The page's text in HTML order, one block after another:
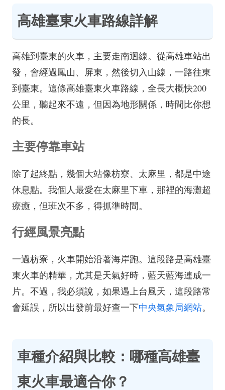
高雄臺東火車路線詳解
高雄到臺東的火車，主要走南迴線。從高雄車站出
發，會經過鳳山、屏東，然後切入山線，一路往東
到臺東。這條高雄臺東火車路線，全長大概快200
公里，聽起來不遠，但因為地形關係，時間比你想
的長。
主要停靠車站
除了起終點，幾個大站像枋寮、太麻里，都是中途
休息點。我個人最愛在太麻里下車，那裡的海灘超
療癒，但班次不多，得抓準時間。
行經風景亮點
一過枋寮，火車開始沿著海岸跑。這段路是高雄臺
東火車的精華，尤其是天氣好時，藍天藍海連成一
片。不過，我必須說，如果遇上台風天，這段路常
會延誤，所以出發前最好查一下中央氣象局網站。
車種介紹與比較：哪種高雄臺
東火車最適合你？